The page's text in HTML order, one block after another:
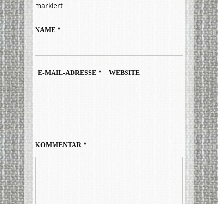
markiert
NAME*
E-MAIL-ADRESSE* WEBSITE
KOMMENTAR*